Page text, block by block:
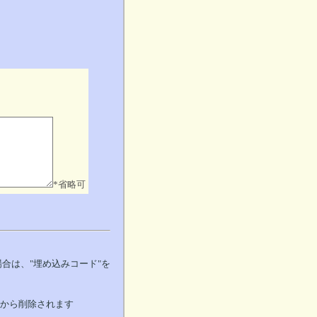
*省略可
は、"埋め込みコード"を
ら削除されます